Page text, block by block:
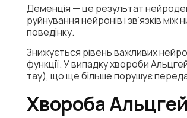
Деменція — це результат
руйнування нейронів і зв’язків
поведінку.
Знижується рівень важливих
функції. У випадку хвороби
тау), що ще більше порушує
Хвороба